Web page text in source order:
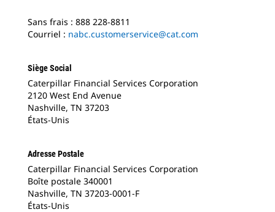
Sans frais : 888 228-8811
Courriel : nabc.customerservice@cat.com
Siège Social
Caterpillar Financial Services Corporation
2120 West End Avenue
Nashville, TN 37203
États-Unis
Adresse Postale
Caterpillar Financial Services Corporation
Boîte postale 340001
Nashville, TN 37203-0001-F
États-Unis